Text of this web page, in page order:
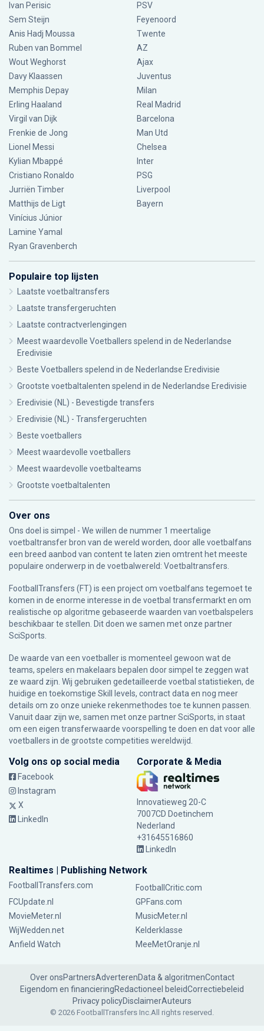
Ivan Perisic
Sem Steijn
Anis Hadj Moussa
Ruben van Bommel
Wout Weghorst
Davy Klaassen
Memphis Depay
Erling Haaland
Virgil van Dijk
Frenkie de Jong
Lionel Messi
Kylian Mbappé
Cristiano Ronaldo
Jurriën Timber
Matthijs de Ligt
Vinícius Júnior
Lamine Yamal
Ryan Gravenberch
PSV
Feyenoord
Twente
AZ
Ajax
Juventus
Milan
Real Madrid
Barcelona
Man Utd
Chelsea
Inter
PSG
Liverpool
Bayern
Populaire top lijsten
Laatste voetbaltransfers
Laatste transfergeruchten
Laatste contractverlengingen
Meest waardevolle Voetballers spelend in de Nederlandse
Eredivisie
Beste Voetballers spelend in de Nederlandse Eredivisie
Grootste voetbaltalenten spelend in de Nederlandse Eredivisie
Eredivisie (NL) - Bevestigde transfers
Eredivisie (NL) - Transfergeruchten
Beste voetballers
Meest waardevolle voetballers
Meest waardevolle voetbalteams
Grootste voetbaltalenten
Over ons
Ons doel is simpel - We willen de nummer 1 meertalige
voetbaltransfer bron van de wereld worden, door alle voetbalfans
een breed aanbod van content te laten zien omtrent het meeste
populaire onderwerp in de voetbalwereld: Voetbaltransfers.
FootballTransfers (FT) is een project om voetbalfans tegemoet te
komen in de enorme interesse in de voetbal transfermarkt en om
realistische op algoritme gebaseerde waarden van voetbalspelers
beschikbaar te stellen. Dit doen we samen met onze partner
SciSports
De waarde van een voetballer is momenteel gewoon wat de
teams, spelers en makelaars bepalen door simpel te zeggen wat
ze waard zijn. Wij gebruiken gedetailleerde voetbal statistieken, de
huidige en toekomstige Skill levels, contract data en nog meer
details om zo onze unieke rekenmethodes toe te kunnen passen.
Vanuit daar zijn we, samen met onze partner SciSports, in staat
om een eigen transferwaarde voorspelling te doen en dat voor alle
voetballers in de grootste competities wereldwijd.
Volg ons op social media
Facebook
Instagram
X
LinkedIn
Corporate & Media
Innovatieweg 20-C
7007CD Doetinchem
Nederland
+31645516860
LinkedIn
Realtimes | Publishing Network
FootballTransfers.com
FootballCritic.com
FCUpdate.nl
GPFans.com
MovieMeter.nl
MusicMeter.nl
WijWedden.net
Kelderklasse
Anfield Watch
MeeMetOranje.nl
Over onsPartnersAdverterenData & algoritmenContact
Eigendom en financieringRedactioneel beleidCorrectiebeleid
Privacy policyDisclaimerAuteurs
© 2026 FootballTransfers Inc.All rights reserved.